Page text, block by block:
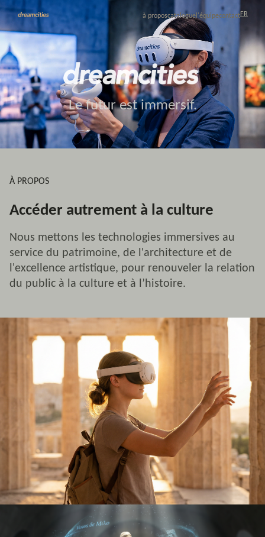
à proposcatalogue l'équipecontactFR
Le futur est immersif.
À PROPOS
Accéder autrement à la culture
Nous mettons les technologies immersives au
service du patrimoine, de l'architecture et de
l'excellence artistique, pour renouveler la relation
du public à la culture et à l’histoire.